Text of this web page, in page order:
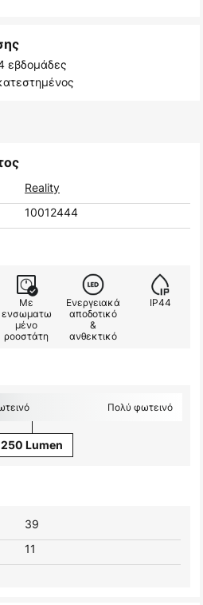
εβδομάδες
Reality
10012444
Με
ενσωματω
μένο
ροοστάτη
Ενεργειακά
αποδοτικό
&
ανθεκτικό
IP44
Πολύ φωτεινό
250 Lumen
39
11